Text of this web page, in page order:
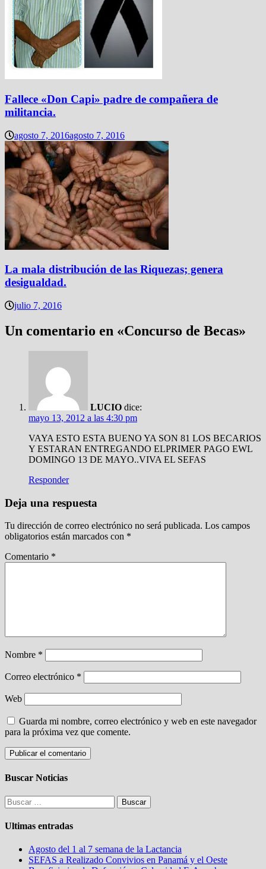
Fallece «Don Capi» padre de compañera de
militancia.
agosto 7, 2016agosto 7, 2016
La mala distribución de las Riquezas; genera
desigualdad.
julio 7, 2016
Un comentario en «Concurso de Becas»
LUCIO dice:
mayo 13, 2012 a las 4:30 pm
VAYA ESTO ESTA BUENO YA SON 81 LOS BECARIOS
Y ESTARAN ENTREGANDO ELPRIMER PAGO EWL
DOMINGO 13 DE MAYO..VIVA EL SEFAS
Responder
Deja una respuesta
Tu dirección de correo electrónico no será publicada. Los campos
obligatorios están marcados con *
Comentario *
Nombre *
Correo electrónico *
Web
Guarda mi nombre, correo electrónico y web en este navegador
para la próxima vez que comente.
Buscar Noticias
Buscar:
Ultimas entradas
Agosto del 1 al 7 semana de la Lactancia
SEFAS a Realizado Convivios en Panamá y el Oeste